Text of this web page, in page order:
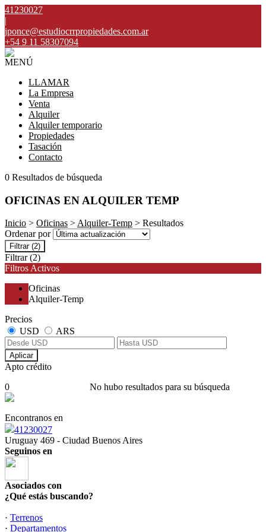
41230027
|
jponce@estudiocrrpropiedades.com.ar
+54 9 11 58307094
MENÚ
LLAMAR
La Empresa
Venta
Alquiler
Alquiler temporario
Propiedades
Tasación
Contacto
0 Resultados de búsqueda
OFICINAS EN ALQUILER TEMP
Inicio > Oficinas >Alquiler-Temp > Resultados
Ordenar por
Filtrar (2)
Filtrar (2)
Filtros Activos
Oficinas
Alquiler-Temp
Precios
USD
ARS
Aplicar
Apto crédito
No hubo resultados para su búsqueda
0
Encontranos en
41230027
Uruguay 469 - Ciudad Buenos Aires
Seguinos en
Asociados con
¿Qué estás buscando?
· Terrenos
· Departamentos